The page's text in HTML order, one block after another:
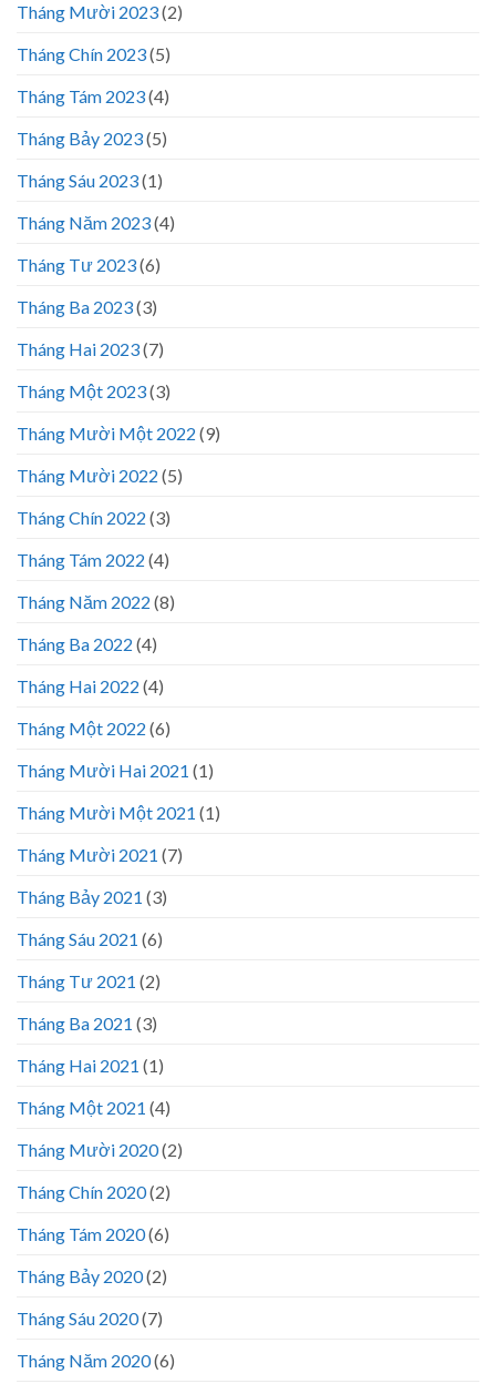
Tháng Mười 2023(2)
Tháng Chín 2023(5)
Tháng Tám 2023(4)
Tháng Bảy 2023(5)
Tháng Sáu 2023(1)
Tháng Năm 2023(4)
Tháng Tư 2023(6)
Tháng Ba 2023(3)
Tháng Hai 2023(7)
Tháng Một 2023(3)
Tháng Mười Một 2022 (9)
Tháng Mười 2022 (5)
Tháng Chín 2022 (3)
Tháng Tám 2022 (4)
Tháng Năm 2022 (8)
Tháng Ba 2022 (4)
Tháng Hai 2022 (4)
Tháng Một 2022 (6)
Tháng Mười Hai 2021 (1)
Tháng Mười Một 2021 (1)
Tháng Mười 2021 (7)
Tháng Bảy 2021 (3)
Tháng Sáu 2021 (6)
Tháng Tư 2021 (2)
Tháng Ba 2021 (3)
Tháng Hai 2021 (1)
Tháng Một 2021 (4)
Tháng Mười 2020(2)
Tháng Chín 2020(2)
Tháng Tám 2020(6)
Tháng Bảy 2020(2)
Tháng Sáu 2020(7)
Tháng Năm 2020(6)